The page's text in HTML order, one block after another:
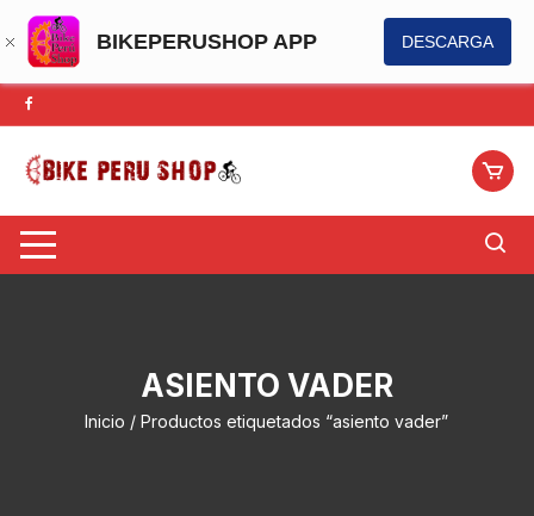
BIKEPERUSHOP APP DESCARGA
Saltar
al
contenido
ASIENTO VADER
Inicio / Productos etiquetados “asiento vader”